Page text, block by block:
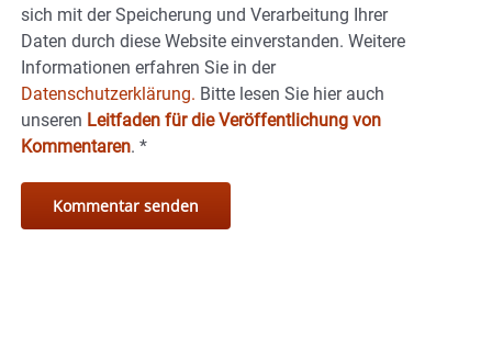
sich mit der Speicherung und Verarbeitung Ihrer
Daten durch diese Website einverstanden. Weitere
Informationen erfahren Sie in der
Datenschutzerklärung. Bitte lesen Sie hier auch
unseren Leitfaden für die Veröffentlichung von
Kommentaren. *